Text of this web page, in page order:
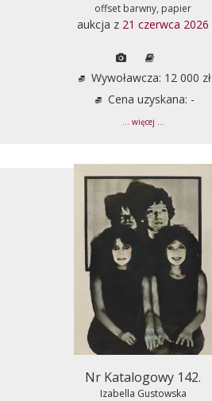
offset barwny, papier
aukcja z 21 czerwca 2026
Wywoławcza: 12 000 zł
Cena uzyskana: -
... więcej ...
Nr Katalogowy 142.
Izabella Gustowska